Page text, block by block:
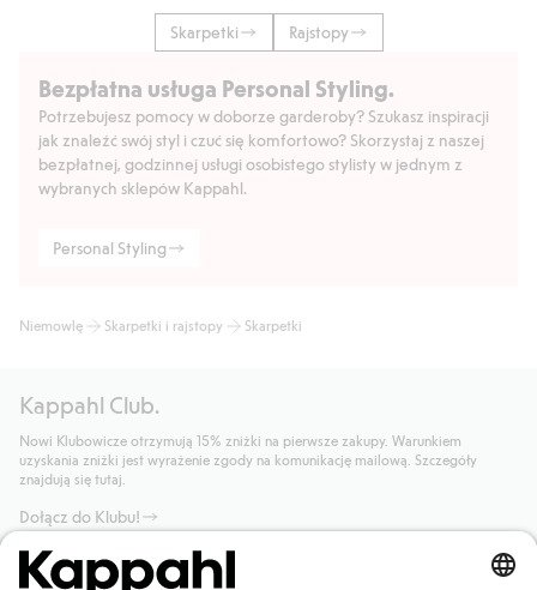
Skarpetki Rajstopy
Bezpłatna usługa Personal Styling.
Potrzebujesz pomocy w doborze garderoby? Szukasz inspiracji
jak znaleźć swój styl i czuć się komfortowo? Skorzystaj z naszej
bezpłatnej, godzinnej usługi osobistego stylisty w jednym z
wybranych sklepów Kappahl.
Personal Styling
Niemowlę Skarpetki i rajstopy Skarpetki
Kappahl Club.
Nowi Klubowicze otrzymują 15% zniżki na pierwsze zakupy. Warunkiem
uzyskania zniżki jest wyrażenie zgody na komunikację mailową. Szczegóły
znajdują się tutaj.
Dołącz do Klubu!